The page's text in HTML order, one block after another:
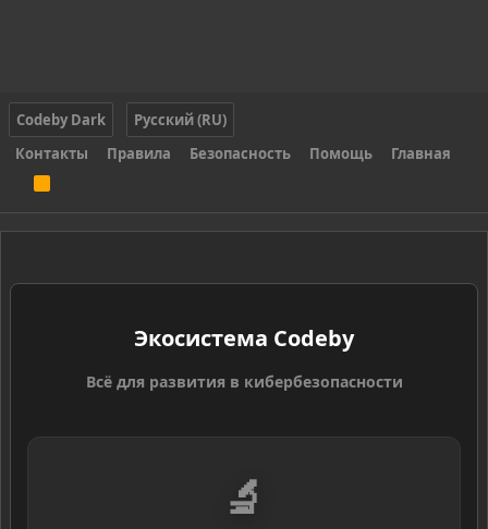
Codeby Dark
Русский (RU)
Контакты
Правила Безопасность Помощь Главная
S
Экосистема Codeby
Всё для развития в кибербезопасности
🔬